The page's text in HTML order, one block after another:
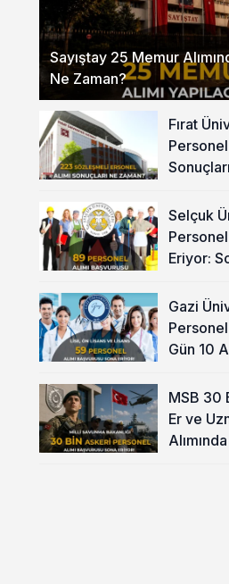
Sayıştay 25 Memur
Ne Zaman?
Fırat
Personel
Selçuk
Personel
Eriyor:
Gazi
Personel
Gün 10
MSB 30
Er ve